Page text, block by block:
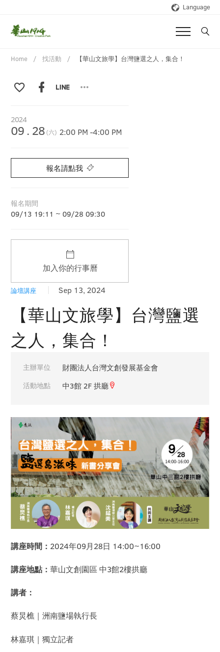
Language
Home 找活動 【華山文旅學】台灣鹽選之人，集合！
2024
09 . 28 (六) 2:00 PM-4:00 PM
報名請點我
報名期間
09/13 19:11 ~ 09/28 09:30
加入你的行事曆
論壇講座 Sep 13, 2024
【華山文旅學】台灣鹽選
之人，集合！
主辦單位 財團法人台灣文創發展基金會
活動地點 中3館 2F 拱廳
講座時間： 2024年09月28日 14:00~16:00
講座地點：華山文創園區 中3館2樓拱廳
講者：
蔡炅樵｜洲南鹽場執行長
林嘉琪｜獨立記者